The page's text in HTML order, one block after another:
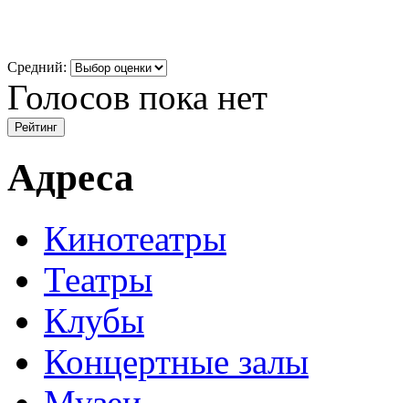
Средний:
Голосов пока нет
Адреса
Кинотеатры
Театры
Клубы
Концертные залы